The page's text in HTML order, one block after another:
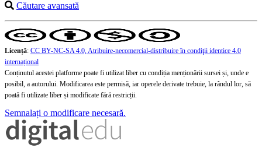
Căutare avansată
Licență: CC BY-NC-SA 4.0, Atribuire-necomercial-distribuire în condiţii identice 4.0
internațional
Conținutul acestei platforme poate fi utilizat liber cu condiția menționării sursei și, unde e
posibil, a autorului. Modificarea este permisă, iar operele derivate trebuie, la rândul lor, să
poată fi utilizate liber și modificate fără restricții.
Semnalați o modificare necesară.